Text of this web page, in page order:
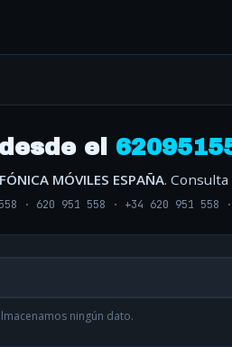
el
MÓVILES ESPAÑA.
· 620 951 558 · +34 620 951 558 ·
ningún dato.